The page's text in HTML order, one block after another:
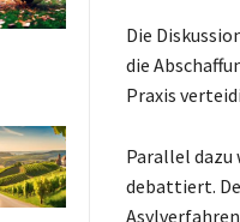
Die
die
Praxis
Parallel dazu
debattiert.